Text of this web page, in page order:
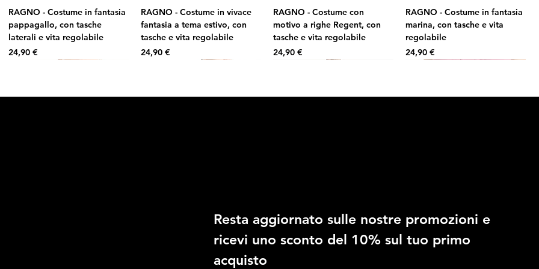
RAGNO - Costume in fantasia
pappagallo, con tasche
laterali e vita regolabile
Prezzo
24,90 €
RAGNO - Costume in vivace
fantasia a tema estivo, con
tasche e vita regolabile
Prezzo
24,90 €
RAGNO - Costume con
motivo a righe Regent, con
tasche e vita regolabile
Prezzo
24,90 €
RAGNO - Costume in fantasia
marina, con tasche e vita
regolabile
Prezzo
24,90 €
RAGNO - Costume in fantasia
a righe, con tasche e vita
RAGNO - Costume in fantasia
mimetica, con tasche e vita
RAGNO - Slip regolabile in
microfibra stretch
RAGNO - Costume intero
contenitivo con sostegno
Resta aggiornato sulle nostre promozioni e
ricevi uno sconto del 10% sul tuo primo
acquisto